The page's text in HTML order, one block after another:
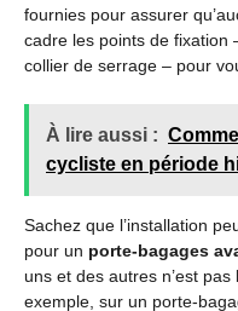
fournies pour assurer
cadre les points de fixation
collier de serrage – pour
À lire aussi :
cycliste en période
Sachez que l’installation
pour un porte-bagages
uns et des autres n’est
exemple, sur un porte-